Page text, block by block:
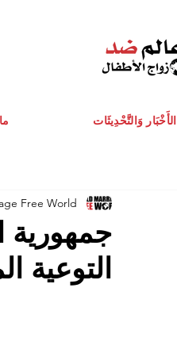
جمهورية
التوعية
Free World
الأَخْبَار وَالتَّحْدِيثَات